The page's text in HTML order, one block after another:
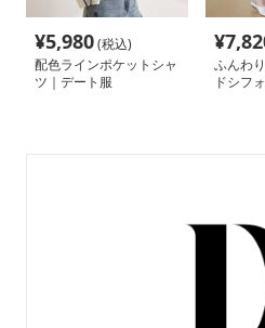
¥5,980(税込)
配色ラインポケットシャ
ツ｜デート服
¥
ふんわ
ドシフ